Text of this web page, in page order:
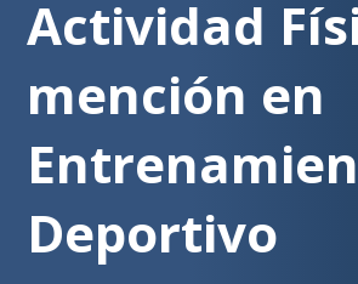
Actividad
mención en
Deportivo